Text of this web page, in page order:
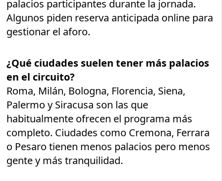
palacios participantes durante la jornada.
Algunos piden reserva anticipada online para
gestionar el aforo.
¿Qué ciudades suelen tener más palacios
en el circuito?
Roma, Milán, Bologna, Florencia, Siena,
Palermo y Siracusa son las que
habitualmente ofrecen el programa más
completo. Ciudades como Cremona, Ferrara
o Pesaro tienen menos palacios pero menos
gente y más tranquilidad.